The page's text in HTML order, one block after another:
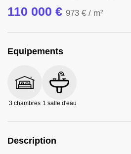
110 000 € 973 € / m²
Equipements
3 chambres 1 salle d'eau
Description